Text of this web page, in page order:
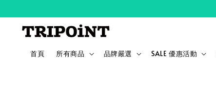
首頁 所有商品 品牌嚴選 SALE 優惠活動